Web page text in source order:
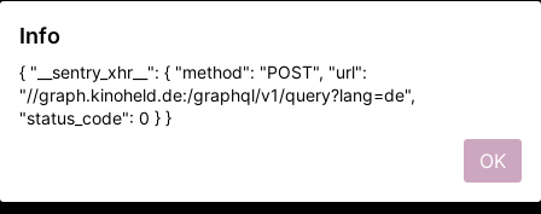
Info
{ "__sentry_xhr__": { "method": "POST", "url":
"//graph.kinoheld.de:/graphql/v1/query?lang=de",
"status_code": 0 } }
OK